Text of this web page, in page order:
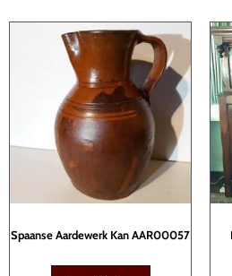
Spaanse Aardewerk Kan AAR00057